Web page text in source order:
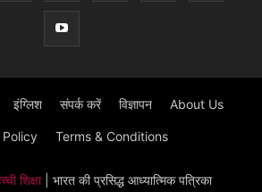
इंग्लिश संपर्क करें विज्ञापन About Us
Terms & Conditions
शिक्षा| भारत की प्रसिद्ध आध्यात्मिक पत्रिका